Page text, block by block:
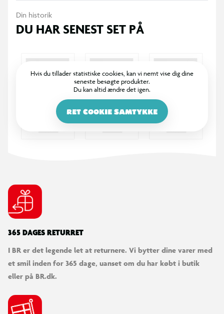
Farve: sølv metallic
Til blyanter Ø 8,2-10,2 mm
Ekstra lang indføring mod flosning
Spidsevinkel: 23° / 30°
Din historik
DU HAR SENEST SET PÅ
Hvis du tillader statistiske cookies, kan vi nemt vise dig dine
seneste besøgte produkter.
Du kan altid ændre det igen.
RET COOKIE SAMTYKKE
365 DAGES RETURRET
I BR er det legende let at returnere. Vi bytter dine varer med
et smil inden for 365 dage, uanset om du har købt i butik
eller på BR.dk.